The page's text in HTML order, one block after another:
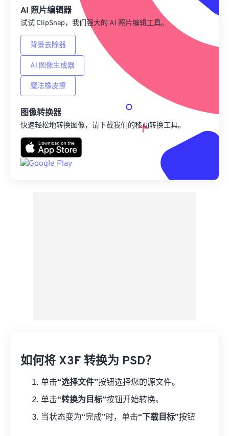
AI 照片编辑器
试试 ClipSnap，我们强大的 AI 照片编辑工具。
背景去除器
AI 图像生成器
魔法橡皮擦
图像转换器
快速轻松地转换图像，请下载我们的移动转换工具。
如何将 X3F 转换为 PSD？
单击“选择文件”按钮选择您的源文件。
单击“转换为目标”按钮开始转换。
当状态变为“完成”时，单击“下载目标”按钮